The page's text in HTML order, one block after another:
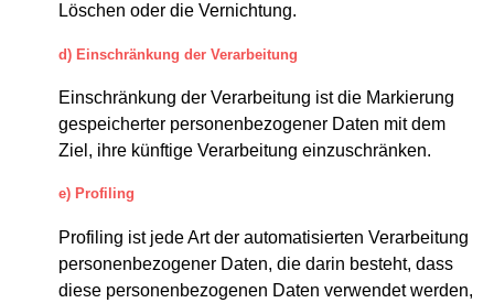
Löschen oder die Vernichtung.
d) Einschränkung der Verarbeitung
Einschränkung der Verarbeitung ist die Markierung
gespeicherter personenbezogener Daten mit dem
Ziel, ihre künftige Verarbeitung einzuschränken.
e) Profiling
Profiling ist jede Art der automatisierten Verarbeitung
personenbezogener Daten, die darin besteht, dass
diese personenbezogenen Daten verwendet werden,